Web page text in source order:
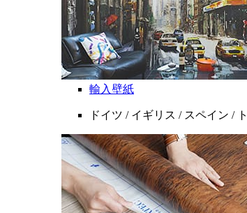
輸入壁紙
ドイツ / イギリス / スペイン /